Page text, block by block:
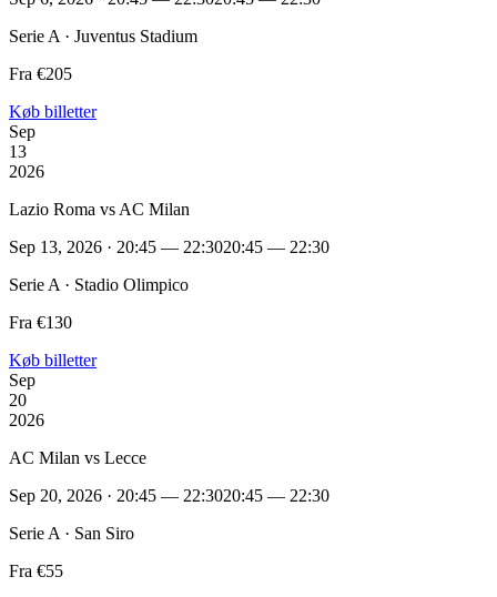
Serie A · Juventus Stadium
Fra €205
Køb billetter
Sep
13
2026
Lazio Roma vs AC Milan
Sep 13, 2026 · 20:45 — 22:3020:45 — 22:30
Serie A · Stadio Olimpico
Fra €130
Køb billetter
Sep
20
2026
AC Milan vs Lecce
Sep 20, 2026 · 20:45 — 22:3020:45 — 22:30
Serie A · San Siro
Fra €55